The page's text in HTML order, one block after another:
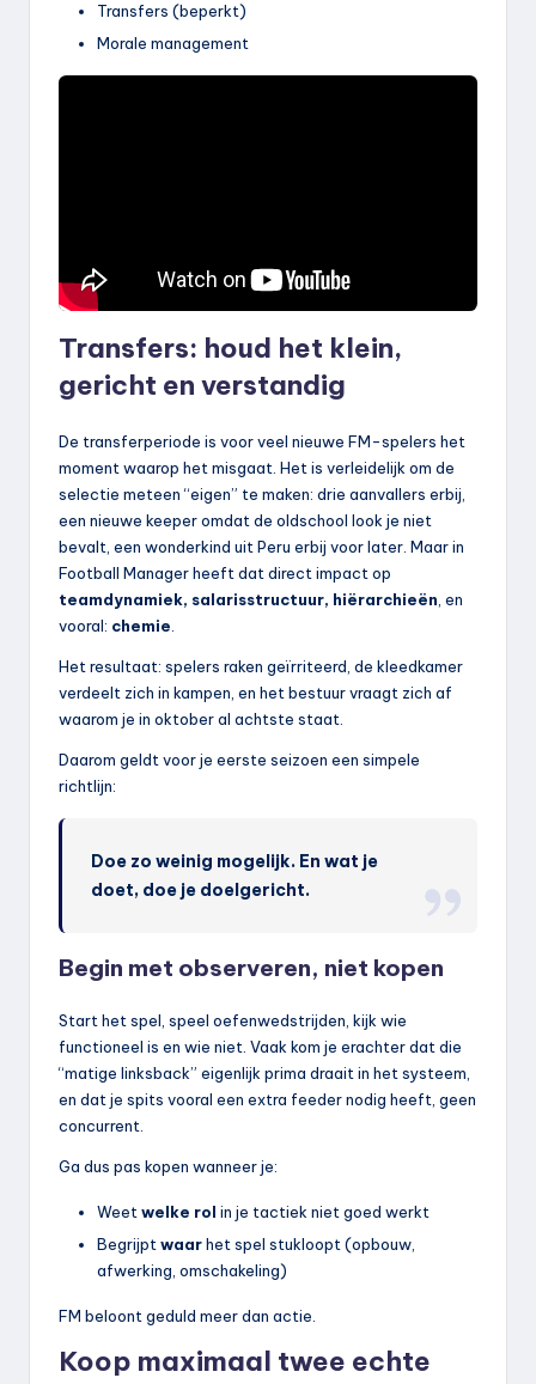
Transfers (beperkt)
Morale management
Transfers: houd het klein,
gericht en verstandig
De transferperiode is voor veel nieuwe FM-spelers het
moment waarop het misgaat. Het is verleidelijk om de
selectie meteen “eigen” te maken: drie aanvallers erbij,
een nieuwe keeper omdat de oldschool look je niet
bevalt, een wonderkind uit Peru erbij voor later. Maar in
Football Manager heeft dat direct impact op
teamdynamiek, salarisstructuur, hiërarchieën, en
vooral: chemie.
Het resultaat: spelers raken geïrriteerd, de kleedkamer
verdeelt zich in kampen, en het bestuur vraagt zich af
waarom je in oktober al achtste staat.
Daarom geldt voor je eerste seizoen een simpele
richtlijn:
Doe zo weinig mogelijk. En wat je
doet, doe je doelgericht.
Begin met observeren, niet kopen
Start het spel, speel oefenwedstrijden, kijk wie
functioneel is en wie niet. Vaak kom je erachter dat die
“matige linksback” eigenlijk prima draait in het systeem,
en dat je spits vooral een extra feeder nodig heeft, geen
concurrent.
Ga dus pas kopen wanneer je:
Weetwelke rol in je tactiek niet goed werkt
Begrijptwaarhet spel stukloopt (opbouw,
afwerking, omschakeling)
FM beloont geduld meer dan actie.
Koop maximaal twee echte